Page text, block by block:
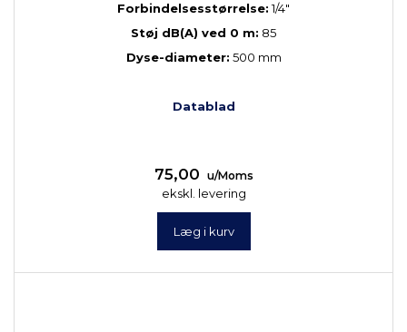
Forbindelsesstørrelse:1/4"
Støj dB(A) ved 0 m: 85
Dyse-diameter: 500 mm
Datablad
75,00 u/Moms
ekskl. levering
Læg i kurv